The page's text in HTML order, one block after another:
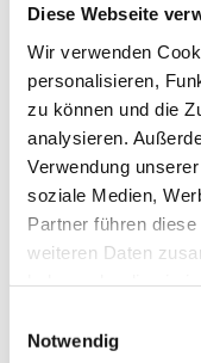
Diese Webseite
Wir verwenden
personalisieren,
zu können und die
analysieren.
Verwendung
soziale Medien,
Partner führen
weiteren Daten
Notwendig
Leasing-
Wer